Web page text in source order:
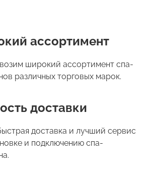
ассортимент
широкий ассортимент спа-
различных торговых марок.
доставки
доставка и лучший сервис
и подключению спа-